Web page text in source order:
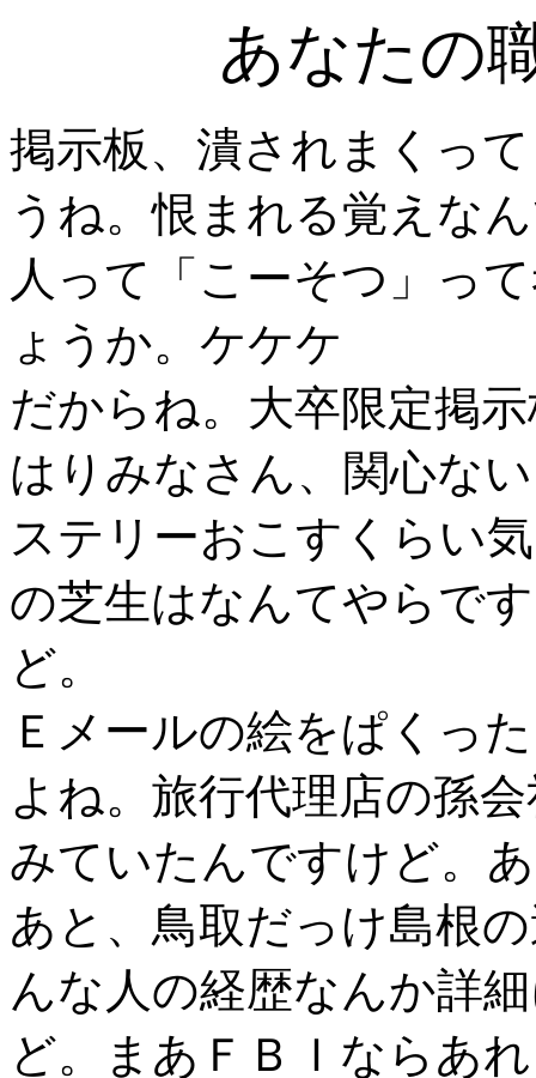
あなたの
掲示板、潰されまくっ
うね。恨まれる覚えな
人って「こーそつ」っ
ょうか。ケケケ
だからね。大卒限定掲
はりみなさん、関心な
ステリーおこすくらい
の芝生はなんてやらで
ど。
Ｅメールの絵をぱくっ
よね。旅行代理店の孫
みていたんですけど。
あと、鳥取だっけ島根
んな人の経歴なんか詳
ど。まあＦＢＩならあ